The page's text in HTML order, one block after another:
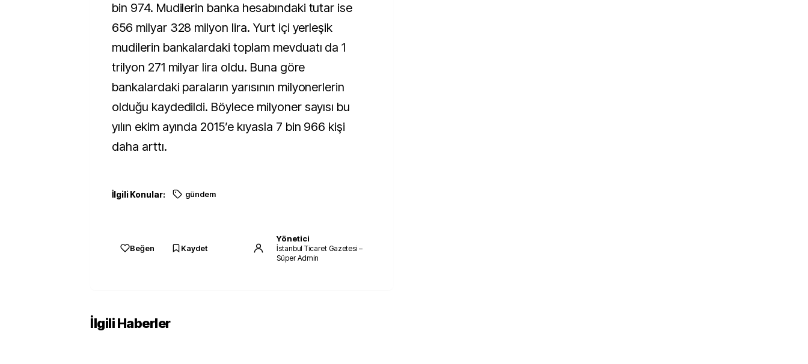
bin 974. Mudilerin banka hesabındaki tutar ise
656 milyar 328 milyon lira. Yurt içi yerleşik
mudilerin bankalardaki toplam mevduatı da 1
trilyon 271 milyar lira oldu. Buna göre
bankalardaki paraların yarısının milyonerlerin
olduğu kaydedildi. Böylece milyoner sayısı bu
yılın ekim ayında 2015’e kıyasla 7 bin 966 kişi
daha arttı.
İlgili Konular: gündem
Beğen Kaydet
Yönetici
İstanbul Ticaret Gazetesi –
Süper Admin
İlgili Haberler